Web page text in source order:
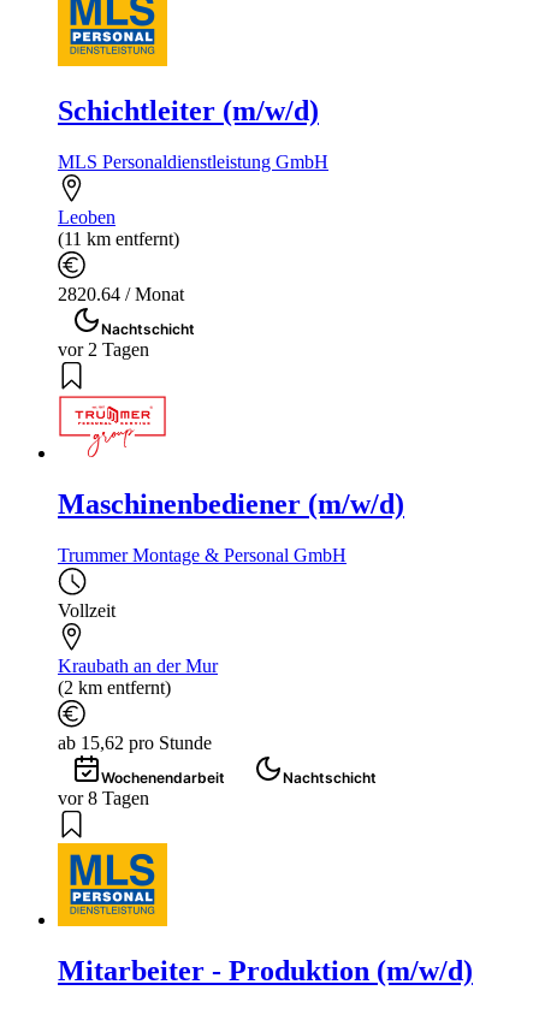
Schichtleiter (m/w/d)
MLS Personaldienstleistung GmbH
Leoben
(11 km entfernt)
2820.64 / Monat
Nachtschicht
vor 2 Tagen
Maschinenbediener (m/w/d)
Trummer Montage & Personal GmbH
Vollzeit
Kraubath an der Mur
(2 km entfernt)
ab 15,62 pro Stunde
Wochenendarbeit Nachtschicht
vor 8 Tagen
Mitarbeiter - Produktion (m/w/d)